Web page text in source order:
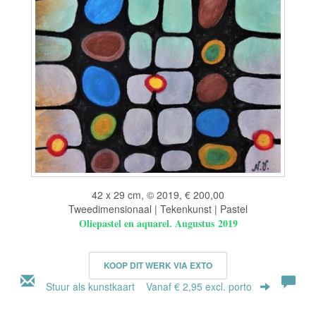
42 x 29 cm, © 2019, € 200,00
Tweedimensionaal | Tekenkunst | Pastel
Oliepastel en aquarel. Augustus 2019
KOOP DIT WERK VIA EXTO
Stuur als kunstkaart Vanaf € 2,95 excl. porto